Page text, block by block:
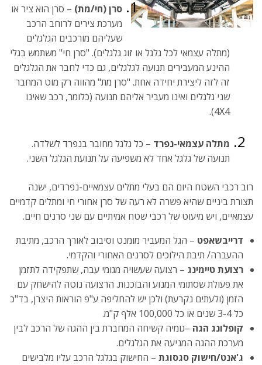
סרן (חי/מת) – סרן הוא ציר או
מערכת צירים לרוחב הרכב
שעליהם מורכבים הגלגלים
(מתלה עצמאי לכל גלגל או זוג גלגלים). "סרן חי" משתמש בגלי
ההינע המעבירים תנועה לגלגלים, גם כדי לחבר את הגלגלים
זה לזה ליצירת יחידה אחת. "סרן מת" מהווה רק מוט המחבר
שני גלגלים ואינו מעביר אליהם תנועה (כלומר, רכב שאינו
4X4).
מתלה עצמאי-נפרד – כל גלגל מחובר בנפרד לשלדה.
תנועה של גלגל אחד לא משפיעה על תנועת הגלגל השני.
רוב רכבי השטח היום הם בעלי מתלים עצמאיים-נפרדים, ישנה
תצורת ביניים שהיא פשרה לא רעה של סרן אחורי חי ומתלים קדמיים
עצמאיים, ויש מיעוט של רכבי שטח אמיתיים עם שני סרנים חיים.
דרייבשאפט – הגל המעביר מומנט וסיבוב לאורך הרכב, מתיבת
ההעברה/ תיבת הילוכים לסרנים האחורי והקדמי.
רצועת טיימינג – רצועה שעשויה מגומי עבה, שתפקידה לתזמן
את פעולת שסתומי המנוע והבוכנות. הרצועה נוטה להישחק עם
הזמן (ולעתים נקרעת) ולכן יש להחליפה ע"פ הוראות היצרן, בד"כ
כל 3-4 שנים או כל 100,000 אלף ק"מ.
קופלונג הגה –גומיה קשיחה המחברת בין ההגה של הרכב לבין
מערכת ההגה המניעה את הגלגלים.
ג'אנט/חישוק סגסוגת – החישוק בגלגל הרכב עליו מלבישים